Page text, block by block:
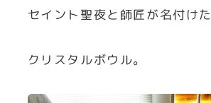
セイント聖夜と師匠が名付けた
クリスタルボウル。